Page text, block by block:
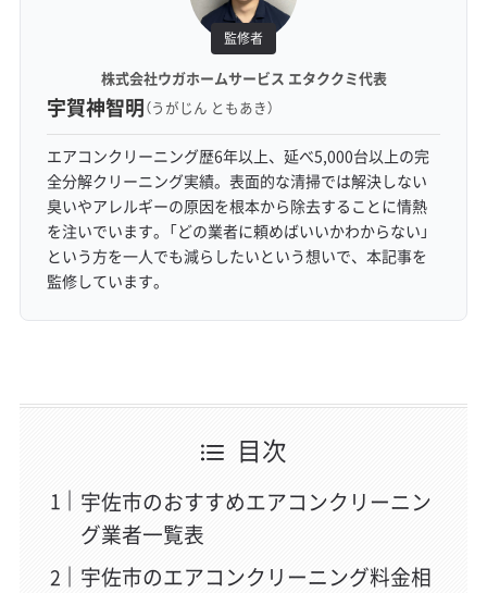
監修者
株式会社ウガホームサービス エタククミ代表
宇賀神智明（うがじん ともあき）
エアコンクリーニング歴6年以上、延べ5,000台以上の完
全分解クリーニング実績。表面的な清掃では解決しない
臭いやアレルギーの原因を根本から除去することに情熱
を注いでいます。「どの業者に頼めばいいかわからない」
という方を一人でも減らしたいという想いで、本記事を
監修しています。
目次
宇佐市のおすすめエアコンクリーニン
グ業者一覧表
宇佐市のエアコンクリーニング料金相